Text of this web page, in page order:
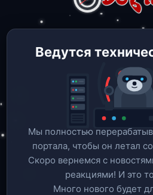
Ведутся
Мы полностью
портала, чтобы он летал
Скоро вернемся c
реакциями! И это
Много нового будет